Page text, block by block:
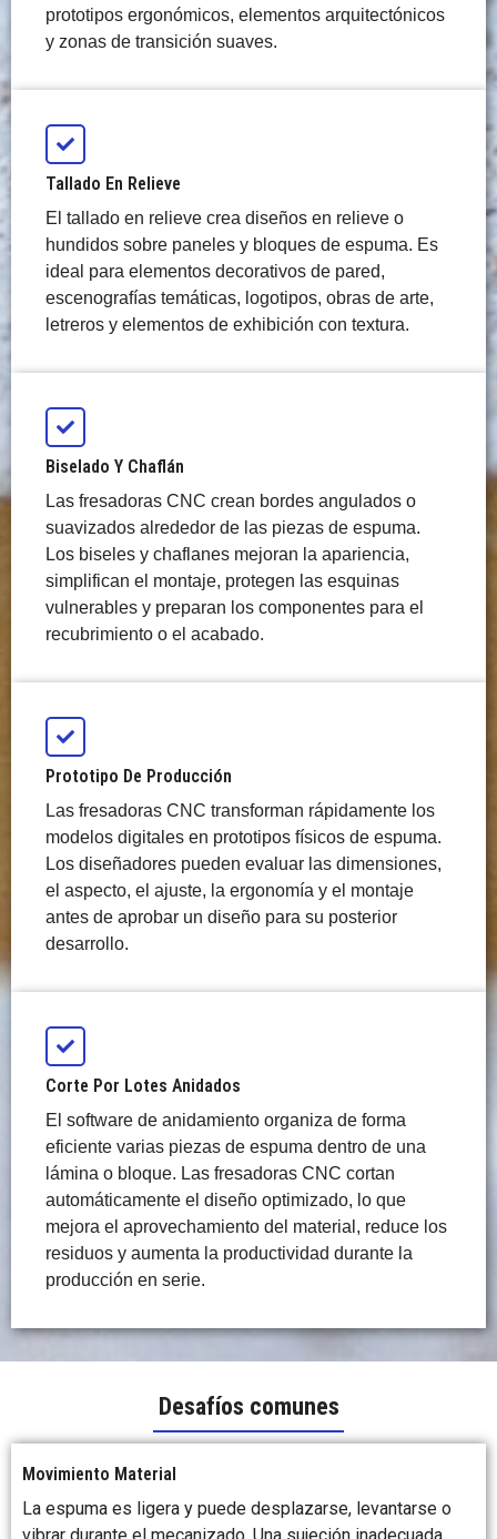
prototipos ergonómicos, elementos arquitectónicos
y zonas de transición suaves.
Tallado En Relieve
El tallado en relieve crea diseños en relieve o
hundidos sobre paneles y bloques de espuma. Es
ideal para elementos decorativos de pared,
escenografías temáticas, logotipos, obras de arte,
letreros y elementos de exhibición con textura.
Biselado Y Chaflán
Las fresadoras CNC crean bordes angulados o
suavizados alrededor de las piezas de espuma.
Los biseles y chaflanes mejoran la apariencia,
simplifican el montaje, protegen las esquinas
vulnerables y preparan los componentes para el
recubrimiento o el acabado.
Prototipo De Producción
Las fresadoras CNC transforman rápidamente los
modelos digitales en prototipos físicos de espuma.
Los diseñadores pueden evaluar las dimensiones,
el aspecto, el ajuste, la ergonomía y el montaje
antes de aprobar un diseño para su posterior
desarrollo.
Corte Por Lotes Anidados
El software de anidamiento organiza de forma
eficiente varias piezas de espuma dentro de una
lámina o bloque. Las fresadoras CNC cortan
automáticamente el diseño optimizado, lo que
mejora el aprovechamiento del material, reduce los
residuos y aumenta la productividad durante la
producción en serie.
Desafíos comunes
Movimiento Material
La espuma es ligera y puede desplazarse, levantarse o